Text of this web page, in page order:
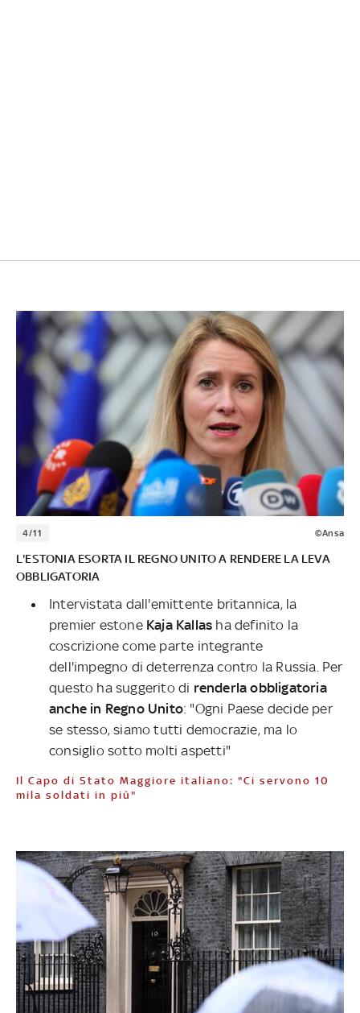
4/11 ©Ansa
L'ESTONIA ESORTA IL REGNO UNITO A RENDERE LA LEVA
OBBLIGATORIA
Intervistata dall'emittente britannica, la
premier estone Kaja Kallas ha definito la
coscrizione come parte integrante
dell'impegno di deterrenza contro la Russia. Per
questo ha suggerito di renderla obbligatoria
anche in Regno Unito: "Ogni Paese decide per
se stesso, siamo tutti democrazie, ma lo
consiglio sotto molti aspetti"
Il Capo di Stato Maggiore italiano: "Ci servono 10
mila soldati in più"